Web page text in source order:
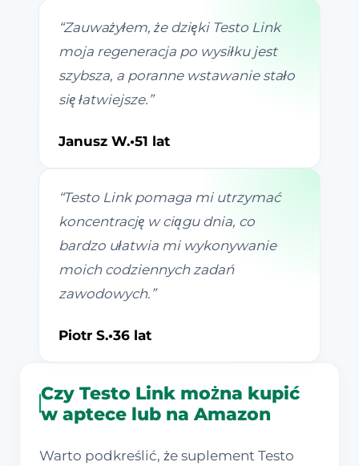
“Zauważyłem, że dzięki Testo Link
moja regeneracja po wysiłku jest
szybsza, a poranne wstawanie stało
się łatwiejsze. ”
Janusz W.•51 lat
“Testo Link pomaga mi utrzymać
koncentrację w ciągu dnia, co
bardzo ułatwia mi wykonywanie
moich codziennych zadań
zawodowych. ”
Piotr S.•36 lat
Czy Testo Link można kupić
w aptece lub na Amazon
Warto podkreślić, że suplement Testo